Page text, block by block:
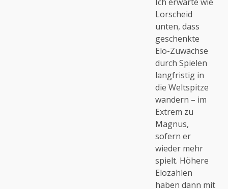
Lorscheid
unten, dass
geschenkte
Elo-Zuwächse
durch Spielen
langfristig in
die Weltspitze
wandern – im
Extrem zu
Magnus,
sofern er
wieder mehr
spielt. Höhere
Elozahlen
haben dann mit